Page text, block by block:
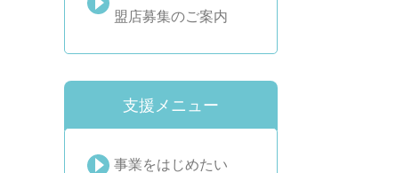
盟店募集のご案内
支援メニュー
事業をはじめたい